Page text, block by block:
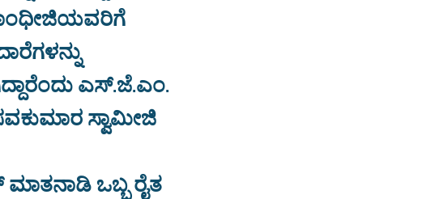
ಎಸ್.ಜೆ.ಎಂ.
ಸ್ವಾಮೀಜಿ
ಮಾತನಾಡಿ ಒಬ್ಬ ರೈತ